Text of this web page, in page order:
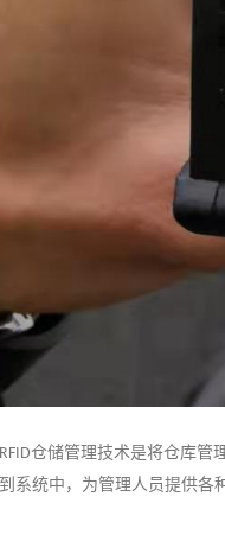
仓储管理技术是将仓库管
系统中，为管理人员提供各